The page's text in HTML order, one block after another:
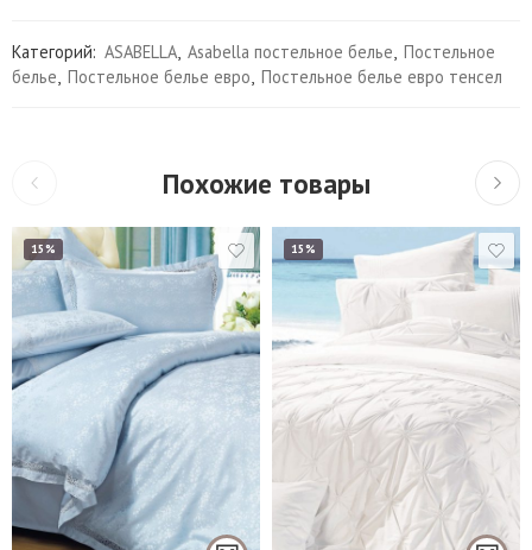
Категорий: ASABELLA, Asabella постельное белье, Постельное
белье, Постельное белье евро, Постельное белье евро тенсел
Похожие товары
15%
Евро
Семейный
Наволочки 50х70 см
- 2 шт
15%
Евро
Наволочки 50х70 см
Наволочки 70х70 см
- 2 шт